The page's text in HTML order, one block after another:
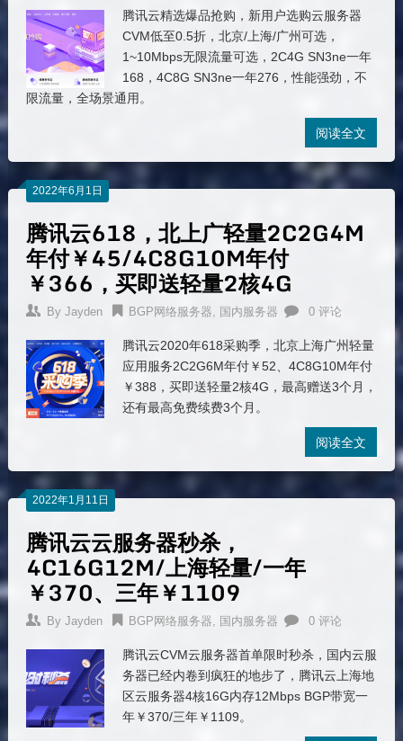
腾讯云精选爆品抢购，新用户选购云服务器
CVM低至0.5折，北京/上海/广州可选，
1~10Mbps无限流量可选，2C4G SN3ne一年
168，4C8G SN3ne一年276，性能强劲，不
限流量，全场景通用。
阅读全文
2022年6月1日
腾讯云618，北上广轻量2C2G4M
年付￥45/4C8G10M年付
￥366，买即送轻量2核4G
By Jayden BGP网络服务器, 国内服务器 0 评论
腾讯云2020年618采购季，北京上海广州轻量
应用服务2C2G6M年付￥52、4C8G10M年付
￥388，买即送轻量2核4G，最高赠送3个月，
还有最高免费续费3个月。
阅读全文
2022年1月11日
腾讯云云服务器秒杀，
4C16G12M/上海轻量/一年
￥370、三年￥1109
By Jayden BGP网络服务器, 国内服务器 0 评论
腾讯云CVM云服务器首单限时秒杀，国内云服
务器已经内卷到疯狂的地步了，腾讯云上海地
区云服务器4核16G内存12Mbps BGP带宽一
年￥370/三年￥1109。